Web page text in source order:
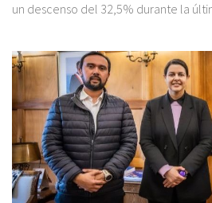
un descenso del 32,5% durante la